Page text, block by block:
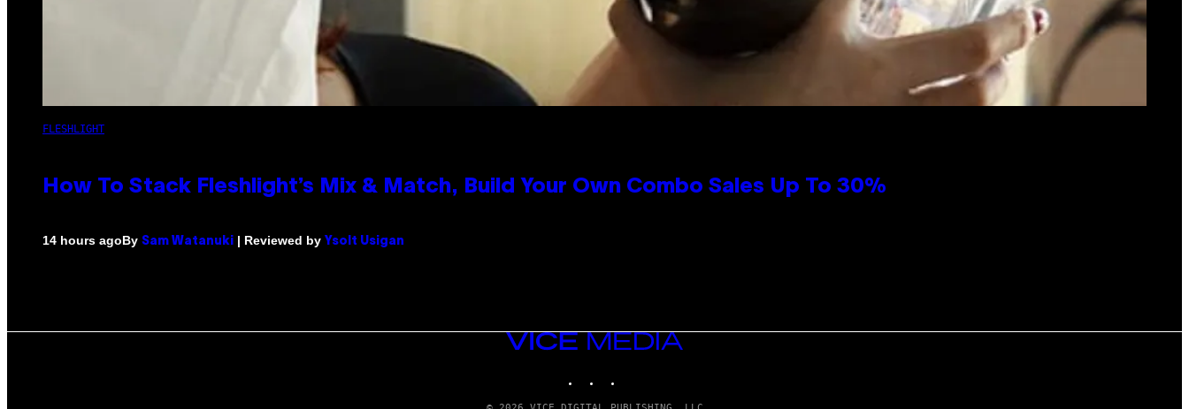
FLESHLIGHT
How To Stack Fleshlight’s Mix & Match, Build Your Own Combo Sales Up To 30%
14 hours agoBy Sam Watanuki | Reviewed by Ysolt Usigan
VICE
MEDIA